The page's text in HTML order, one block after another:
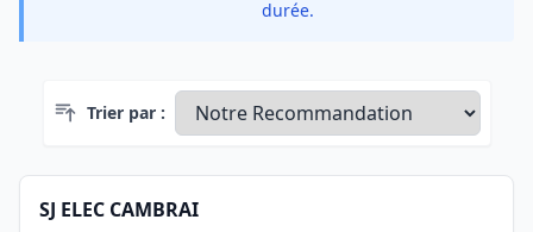
durée.
Trier par :
SJ ELEC CAMBRAI